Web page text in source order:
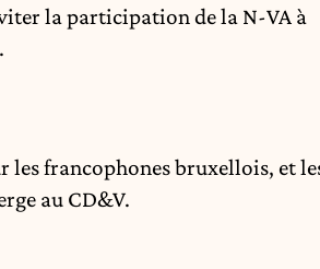
la participation de la N-VA à
les francophones bruxellois, et
au CD&V.